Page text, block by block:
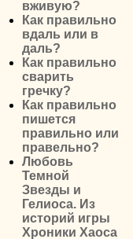
вживую?
Как правильно
вдаль или в
даль?
Как правильно
сварить
гречку?
Как правильно
пишется
правильно или
правельно?
Любовь
Темной
Звезды и
Гелиоса. Из
историй игры
Хроники Хаоса